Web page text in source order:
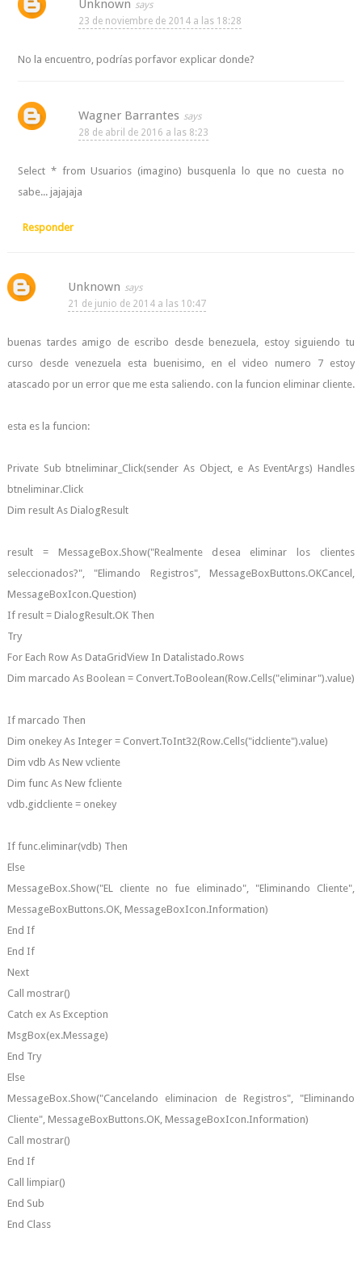
Unknown
23 de noviembre de 2014 a las 18:28
No la encuentro, podrías porfavor explicar donde?
Wagner Barrantes
28 de abril de 2016 a las 8:23
Select * from Usuarios (imagino) busquenla lo que no cuesta no
sabe... jajajaja
Responder
Unknown
21 de junio de 2014 a las 10:47
buenas tardes amigo de escribo desde benezuela, estoy siguiendo tu
curso desde venezuela esta buenisimo, en el video numero 7 estoy
atascado por un error que me esta saliendo. con la funcion eliminar cliente.
esta es la funcion:
Private Sub btneliminar_Click(sender As Object, e As EventArgs) Handles
btneliminar.Click
Dim result As DialogResult
result = MessageBox.Show("Realmente desea eliminar los clientes
seleccionados?", "Elimando Registros", MessageBoxButtons.OKCancel,
MessageBoxIcon.Question)
If result = DialogResult.OK Then
Try
For Each Row As DataGridView In Datalistado.Rows
Dim marcado As Boolean = Convert.ToBoolean(Row.Cells("eliminar").value)
If marcado Then
Dim onekey As Integer = Convert.ToInt32(Row.Cells("idcliente").value)
Dim vdb As New vcliente
Dim func As New fcliente
vdb.gidcliente = onekey
If func.eliminar(vdb) Then
Else
MessageBox.Show("EL cliente no fue eliminado", "Eliminando Cliente",
MessageBoxButtons.OK, MessageBoxIcon.Information)
End If
End If
Next
Call mostrar()
Catch ex As Exception
MsgBox(ex.Message)
End Try
Else
MessageBox.Show("Cancelando eliminacion de Registros", "Eliminando
Cliente", MessageBoxButtons.OK, MessageBoxIcon.Information)
Call mostrar()
End If
Call limpiar()
End Sub
End Class